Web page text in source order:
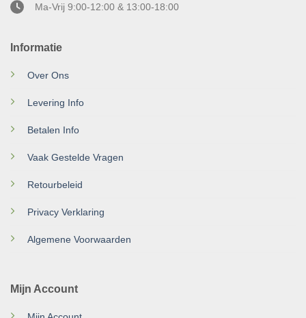
Informatie
Over Ons
Levering Info
Betalen Info
Vaak Gestelde Vragen
Retourbeleid
Privacy Verklaring
Algemene Voorwaarden
Mijn Account
Ma-Vrij 9:00-12:00 & 13:00-18:00